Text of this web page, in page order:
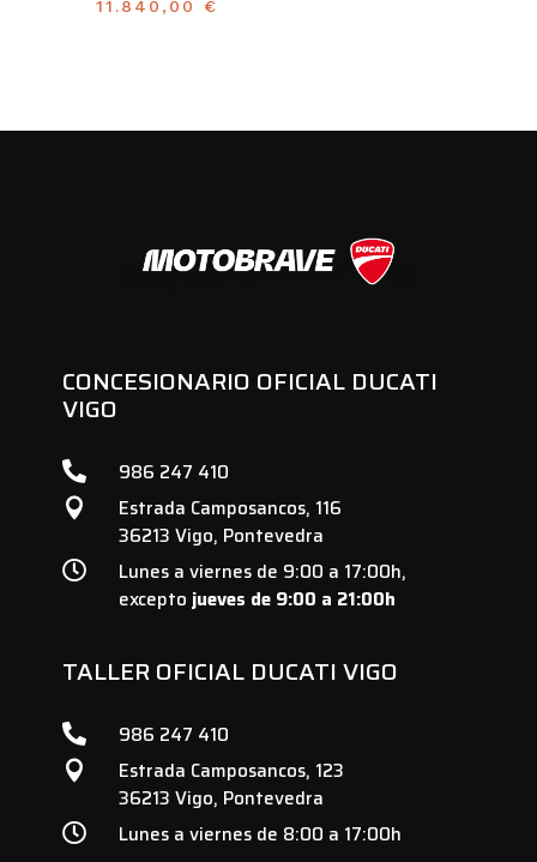
11.840,00 €
11.840,00 €.
CONCESIONARIO OFICIAL DUCATI
VIGO
 986 247 410

Estrada Camposancos, 116
36213 Vigo, Pontevedra

Lunes a viernes de 9:00 a 17:00h,
excepto jueves de 9:00 a 21:00h
TALLER OFICIAL DUCATI VIGO
 986 247 410

Estrada Camposancos, 123
36213 Vigo, Pontevedra
 Lunes a viernes de 8:00 a 17:00h